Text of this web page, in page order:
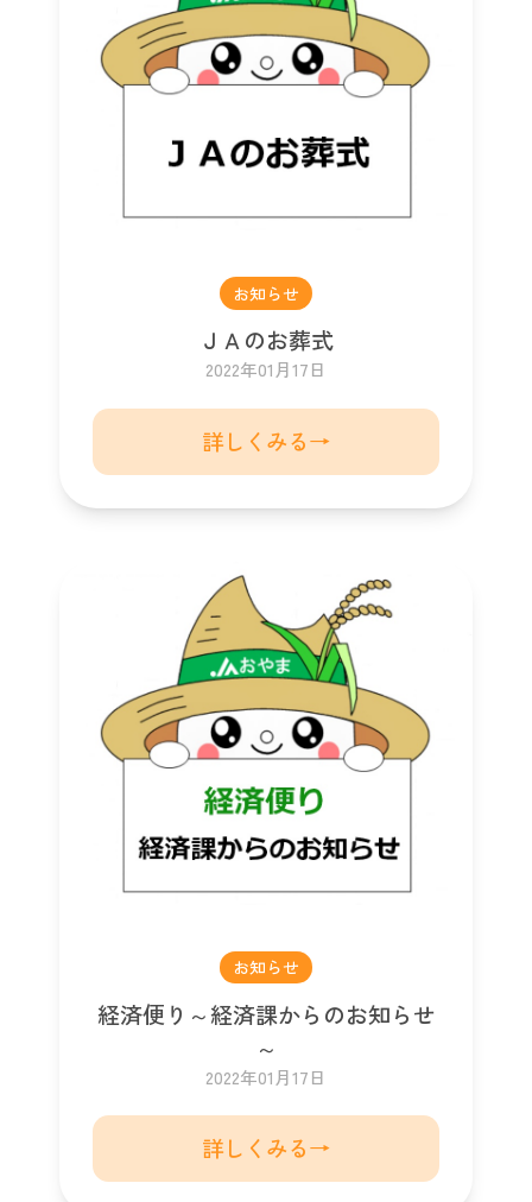
お知らせ
ＪＡのお葬式
2022年01月17日
詳しくみる→
お知らせ
経済便り～経済課からのお知らせ
～
2022年01月17日
詳しくみる→